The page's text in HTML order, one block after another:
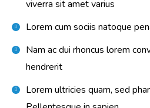
viverra sit amet varius
Lorem cum sociis natoque
Nam ac dui rhoncus lorem
hendrerit
Lorem ultricies quam, sed